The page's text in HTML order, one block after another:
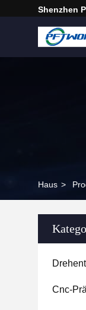
Shenzhen
Haus >
Cnc-